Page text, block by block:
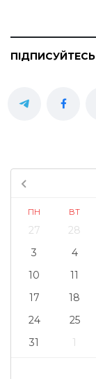
ПІДПИСУЙТЕСЬ
ПН ВТ
27 28
3
4
10
11
17
18
24
25
31
1